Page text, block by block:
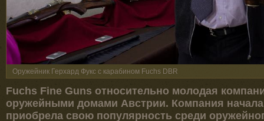
Оружейник Герхард Фукс с карабином Fuchs DBR
Fuchs Fine Guns относительно молодая
оружейными домами Австрии. Компания начала
приобрела свою популярность среди